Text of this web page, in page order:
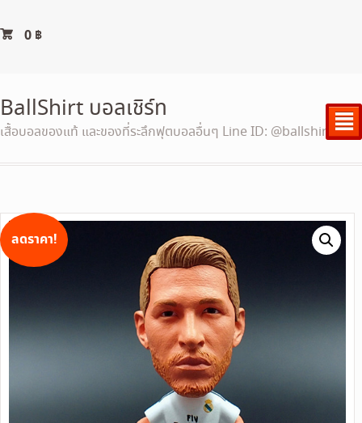
0 ฿
BallShirt บอลเชิร์ท
เสื้อบอลของแท้ และของที่ระลึกฟุตบอลอื่นๆ Line ID: @ballshirt²
ลดราคา!